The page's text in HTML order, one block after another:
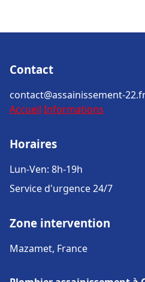
Contact
contact@assainissement-
Accueil Informations
Horaires
Lun-Ven: 8h-19h
Service d'urgence 24/7
Zone intervention
Mazamet, France